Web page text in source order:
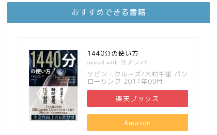
おすすめできる書籍
1440分の使い方
posted with ヨメレバ
ケビン・クルーズ/木村千里 パン
ローリング 2017年09月
楽天ブックス
Amazon